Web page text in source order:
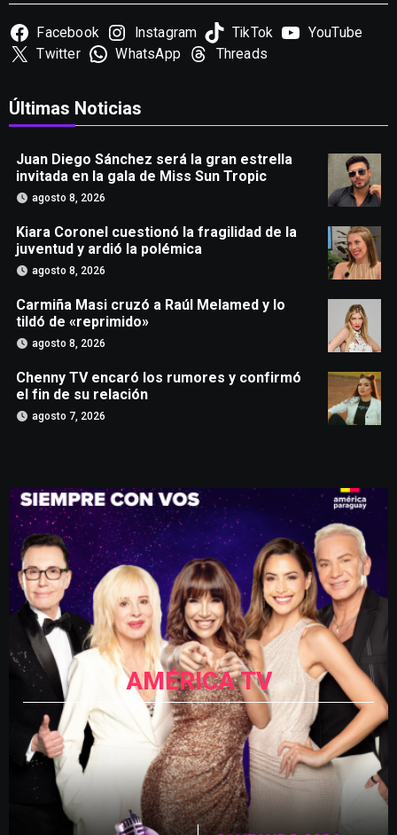
Facebook Instagram TikTok
YouTube
Twitter
WhatsApp Threads
Últimas Noticias
Juan Diego Sánchez será la gran estrella
invitada en la gala de Miss Sun Tropic
agosto 8, 2026
Kiara Coronel cuestionó la fragilidad de la
juventud y ardió la polémica
agosto 8, 2026
Carmiña Masi cruzó a Raúl Melamed y lo
tildó de «reprimido»
agosto 8, 2026
Chenny TV encaró los rumores y confirmó
el fin de su relación
agosto 7, 2026
AMÉRICA TV